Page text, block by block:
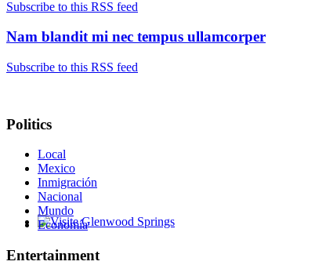
Subscribe to this RSS feed
Nam blandit mi nec tempus ullamcorper
Subscribe to this RSS feed
Politics
Local
Mexico
Inmigración
Nacional
Mundo
Economía
Entertainment